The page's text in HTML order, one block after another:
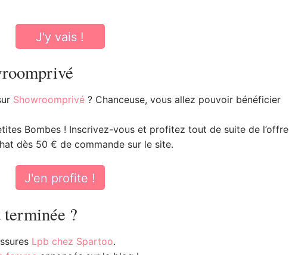
J'y vais !
Showroomprivé? Chanceuse, vous allez pouvoir bénéficier
Bombes ! Inscrivez-vous et profitez tout de suite de l’offre
dès 50 € de commande sur le site.
J'en profite !
?
Lpb chez Spartoo.